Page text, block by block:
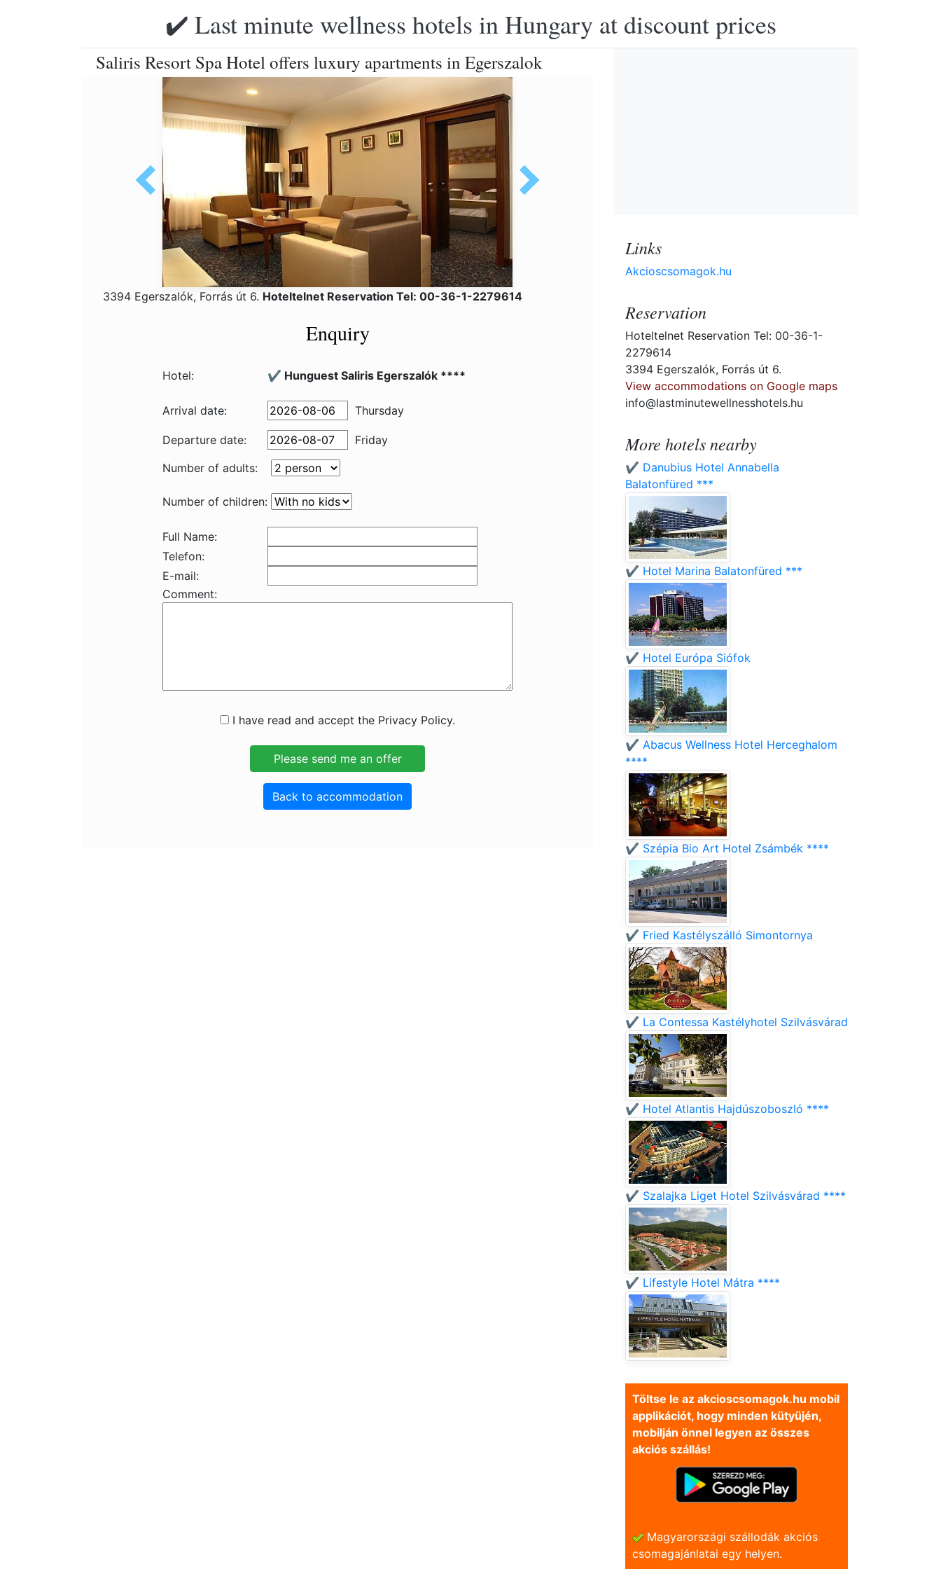
✔️ Last minute wellness hotels in Hungary at discount prices
Saliris Resort Spa Hotel offers luxury apartments in Egerszalok
3394 Egerszalók, Forrás út 6. Hoteltelnet Reservation Tel: 00-36-1-2279614
Enquiry
Hotel: ✔️ Hunguest Saliris Egerszalók ****
Arrival date: Thursday
Departure date:
Friday
Number of adults:
Number of children:
Full Name:
Telefon:
E-mail:
Comment:
I have read and accept the Privacy Policy.
Back to accommodation
Links
Akcioscsomagok.hu
Reservation
Hoteltelnet Reservation Tel: 00-36-1-
2279614
3394 Egerszalók, Forrás út 6.
View accommodations on Google maps
info@lastminutewellnesshotels.hu
More hotels nearby
✔️ Danubius Hotel Annabella
Balatonfüred ***
✔️ Hotel Marina Balatonfüred ***
✔️ Hotel Európa Siófok
✔️ Abacus Wellness Hotel Herceghalom
****
✔️ Szépia Bio Art Hotel Zsámbék ****
✔️ Fried Kastélyszálló Simontornya
✔️ La Contessa Kastélyhotel Szilvásvárad
✔️ Hotel Atlantis Hajdúszoboszló ****
✔️ Szalajka Liget Hotel Szilvásvárad ****
✔️ Lifestyle Hotel Mátra ****
Töltse le az akcioscsomagok.hu mobil
applikációt, hogy minden kütyüjén,
mobilján önnel legyen az összes
akciós szállás!
Magyarországi szállodák akciós
csomagajánlatai egy helyen.